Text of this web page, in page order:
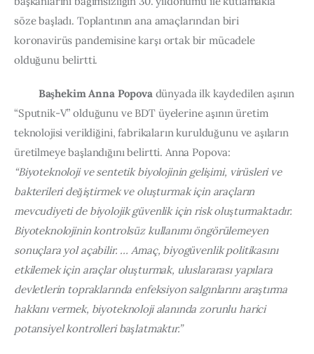
söze başladı. Toplantının ana amaçlarından biri
koronavirüs pandemisine karşı ortak bir mücadele
olduğunu belirtti.
Başhekim Anna Popova dünyada ilk kaydedilen aşının
“Sputnik-V” olduğunu ve BDT üyelerine aşının üretim
teknolojisi verildiğini, fabrikaların kurulduğunu ve aşıların
üretilmeye başlandığını belirtti. Anna Popova:
“Biyoteknoloji ve sentetik biyolojinin gelişimi, virüsleri ve
bakterileri değiştirmek ve oluşturmak için araçların
mevcudiyeti de biyolojik güvenlik için risk oluşturmaktadır.
Biyoteknolojinin kontrolsüz kullanımı öngörülemeyen
sonuçlara yol açabilir. … Amaç, biyogüvenlik politikasını
etkilemek için araçlar oluşturmak, uluslararası yapılara
devletlerin topraklarında enfeksiyon salgınlarını araştırma
hakkını vermek, biyoteknoloji alanında zorunlu harici
potansiyel kontrolleri başlatmaktır.”